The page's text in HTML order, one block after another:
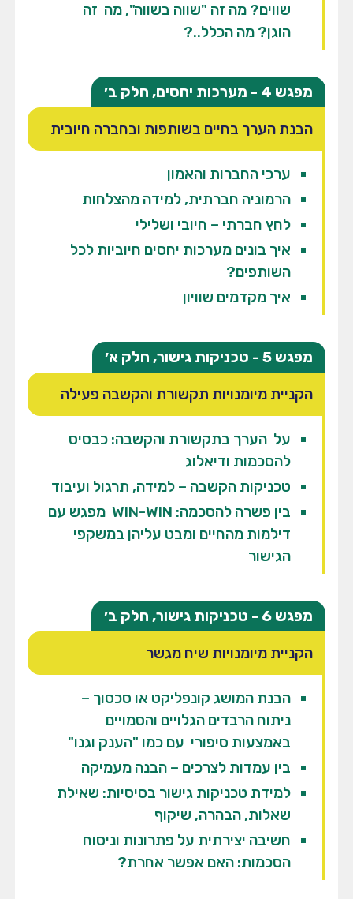
שווים? מה זה "שווה בשווה", מה זה
הוגן? מה הכלל..?
מפגש 4 - מערכות יחסים, חלק ב׳
הבנת הערך בחיים בשותפות ובחברה חיובית
ערכי החברות והאמון
הרמוניה חברתית, למידה מהצלחות
לחץ חברתי – חיובי ושלילי
איך בונים מערכות יחסים חיוביות לכל
השותפים?
איך מקדמים שוויון
מפגש 5 - טכניקות גישור, חלק א׳
הקניית מיומנויות תקשורת והקשבה פעילה
על הערך בתקשורת והקשבה: כבסיס
להסכמות ודיאלוג
טכניקות הקשבה – למידה, תרגול ועיבוד
בין פשרה להסכמה: WIN-WIN מפגש עם
דילמות מהחיים ומבט עליהן במשקפי
הגישור
מפגש 6 - טכניקות גישור, חלק ב׳
הקניית מיומנויות שיח מגשר
הבנת המושג קונפליקט או סכסוך –
ניתוח הרבדים הגלויים והסמויים
באמצעות סיפורי עם כמו "הענק וגנו"
בין עמדות לצרכים – הבנה מעמיקה
למידת טכניקות גישור בסיסיות: שאילת
שאלות, הבהרה, שיקוף
חשיבה יצירתית על פתרונות וניסוח
הסכמות: האם אפשר אחרת?